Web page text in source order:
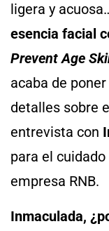
ligera y
esencia facial
Prevent Age
acaba de
detalles sobre
entrevista con
para el
empresa RNB.
Inmaculada,